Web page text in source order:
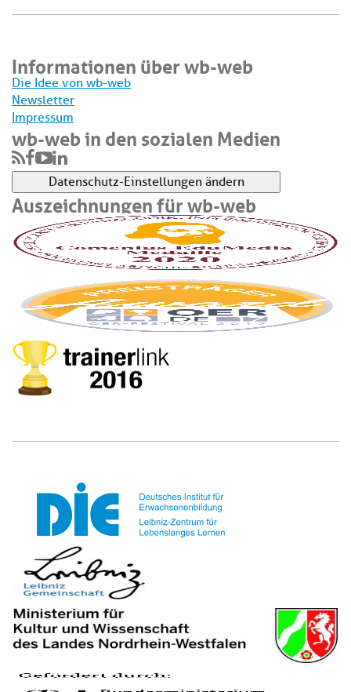
Informationen über wb-web
Die Idee von wb-web
Newsletter
Impressum
wb-web in den sozialen Medien
Datenschutz-Einstellungen ändern
Auszeichnungen für wb-web